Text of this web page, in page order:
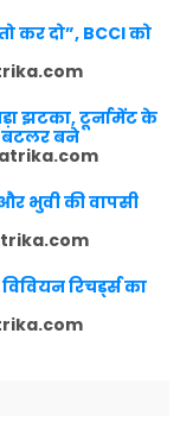
कर दो”, BCCI को
झटका, टूर्नामेंट के
बटलर बने
भुवी की वापसी
रिचर्ड्स का